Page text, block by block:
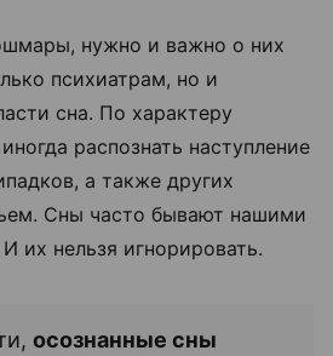
нужно и важно о них
психиатрам, но и
сна. По характеру
распознать наступление
а также других
Сны часто бывают нашими
их нельзя игнорировать.
осознанные сны